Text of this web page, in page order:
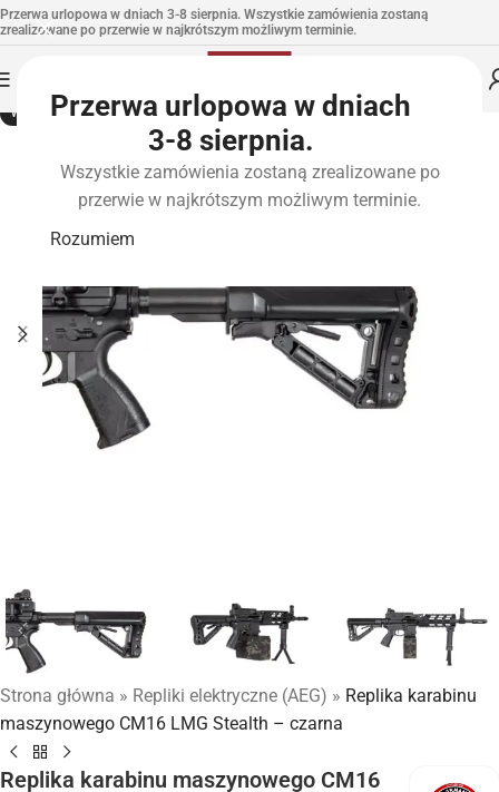
Przerwa urlopowa w dniach
3-8 sierpnia.
Wszystkie zamówienia zostaną zrealizowane po
przerwie w najkrótszym możliwym terminie.
Rozumiem
Przerwa urlopowa w dniach 3-8 sierpnia. Wszystkie zamówienia zostaną
zrealizowane po przerwie w najkrótszym możliwym terminie.
WYPRZEDANE
Strona główna » Repliki elektryczne (AEG) » Replika karabinu
maszynowego CM16 LMG Stealth – czarna
Replika karabinu maszynowego CM16